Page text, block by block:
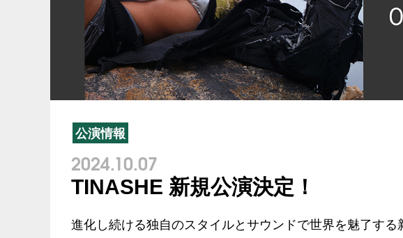
公演情報
2024.10.07
TINASHE 新規公演決定！
進化し続ける独自のスタイルとサウンドで世界を魅了す